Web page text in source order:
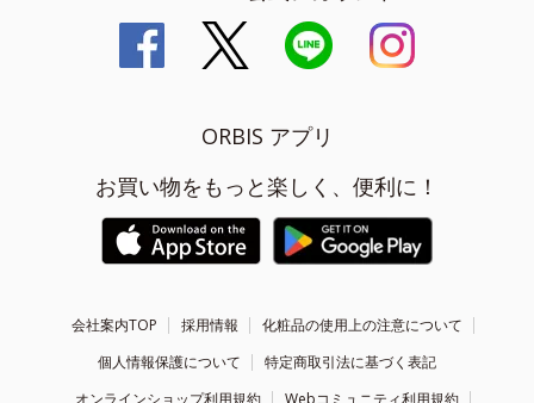
ORBIS アプリ
お買い物をもっと楽しく、便利に！
会社案内TOP 採用情報
化粧品の使用上の注意について
個人情報保護について
特定商取引法に基づく表記